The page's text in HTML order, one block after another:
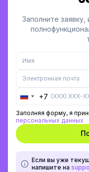
Заполните
Russia
+7
Заполняя форму, я
персональных данных
Если вы уже
напишите на